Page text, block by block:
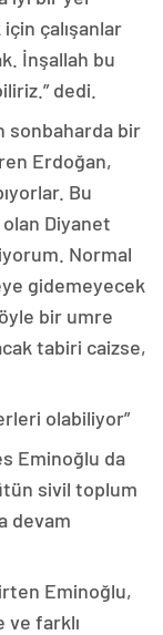
çalışanlar
İnşallah bu
dedi.
sonbaharda bir
Erdoğan,
Bu
Diyanet
Normal
gidemeyecek
bir umre
tabiri caizse,
olabiliyor”
Eminoğlu da
sivil toplum
devam
Eminoğlu,
ve farklı